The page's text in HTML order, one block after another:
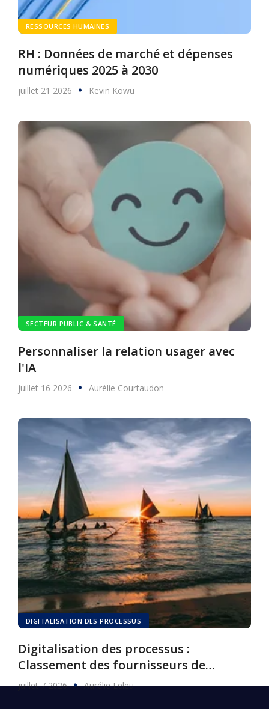
RESSOURCES HUMAINES
RH : Données de marché et dépenses
numériques 2025 à 2030
juillet 21 2026 Kevin Kowu
SECTEUR PUBLIC & SANTÉ
Personnaliser la relation usager avec
l'IA
juillet 16 2026 Aurélie Courtaudon
DIGITALISATION DES PROCESSUS
Digitalisation des processus :
Classement des fournisseurs de
logiciels, 2026
juillet 7 2026 Aurélie Leleu